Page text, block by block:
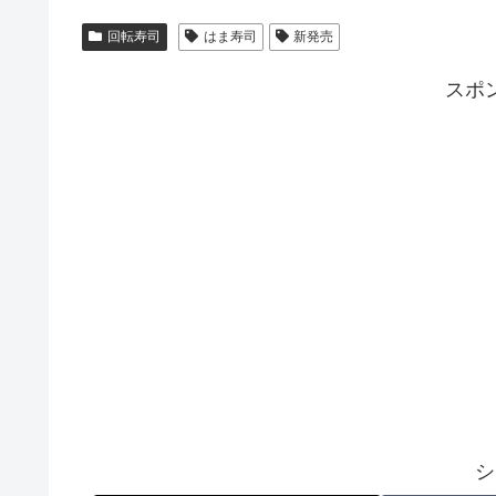
回転寿司 はま寿司 新発売
スポ